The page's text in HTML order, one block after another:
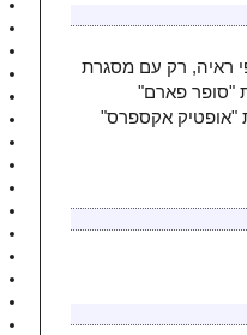
ראיה, רק עם מסגרת
"סופר פארם"
48 שעות, בעמדות "אופטיק אקספרס"